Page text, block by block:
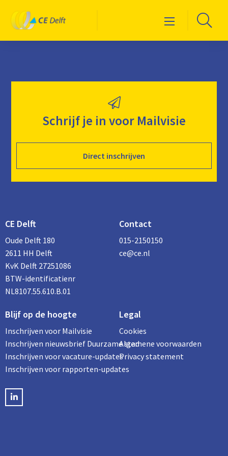
Logo
CE
Delft
Menu Ga
Schrijf je in voor Mailvisie
Direct inschrijven
CE Delft
Oude Delft 180
2611 HH Delft
KvK Delft 27251086
BTW-identificatienr
NL8107.55.610.B.01
Contact
015-2150150
ce@ce.nl
Blijf op de hoogte
Inschrijven voor Mailvisie
Inschrijven nieuwsbrief Duurzame stad
Inschrijven voor vacature-updates
Inschrijven voor rapporten-updates
LinkedIN
Legal
Cookies
Algemene voorwaarden
Privacy statement